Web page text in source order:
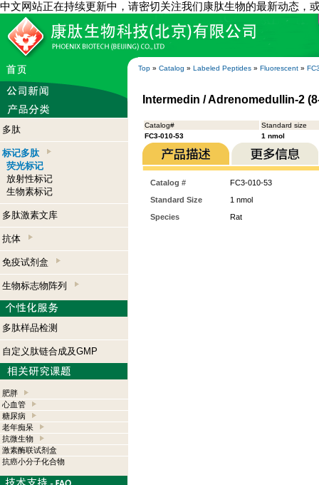
中文网站正在持续更新中，请密切关注我们康肽生物的最新动态，
Top » Catalog » Labeled Peptides » Fluorescent »
多肽
标记多肽
荧光标记
放射性标记
生物素标记
多肽激素文库
抗体
免疫试剂盒
生物标志物阵列
多肽样品检测
自定义肽链合成及GMP
肥胖
心血管
糖尿病
老年痴呆
抗微生物
激素酶联试剂盒
抗癌小分子化合物
Intermedin / Adrenomedullin-2
Catalog#
Standard size
FC3-010-53
1 nmol
Catalog #
FC3-010-53
Standard Size
1 nmol
Species
Rat